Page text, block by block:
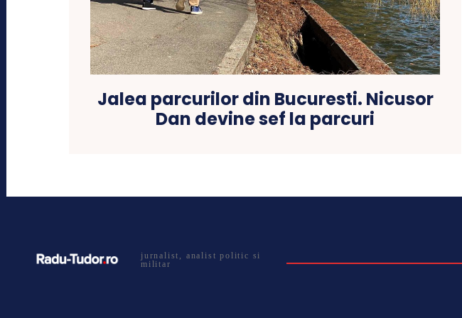
Jalea parcurilor din Bucuresti. Nicusor
Dan devine sef la parcuri
jurnalist, analist politic si
militar